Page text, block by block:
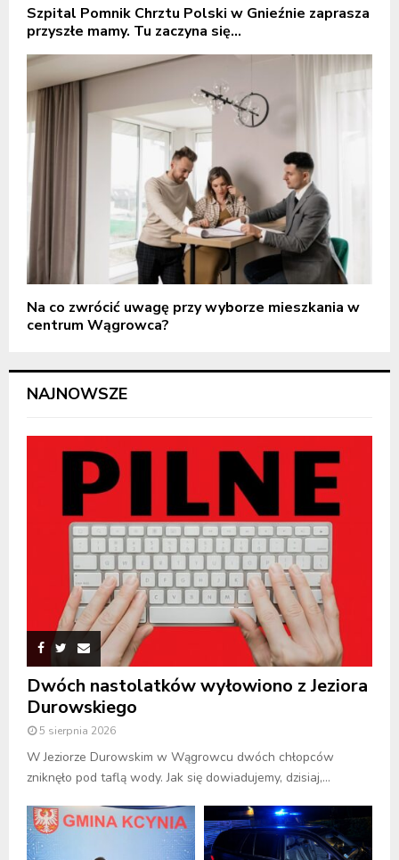
Szpital Pomnik Chrztu Polski w Gnieźnie zaprasza
przyszłe mamy. Tu zaczyna się...
Na co zwrócić uwagę przy wyborze mieszkania w
centrum Wągrowca?
NAJNOWSZE
Dwóch nastolatków wyłowiono z Jeziora
Durowskiego
5 sierpnia 2026
W Jeziorze Durowskim w Wągrowcu dwóch chłopców
zniknęło pod taflą wody. Jak się dowiadujemy, dzisiaj,...